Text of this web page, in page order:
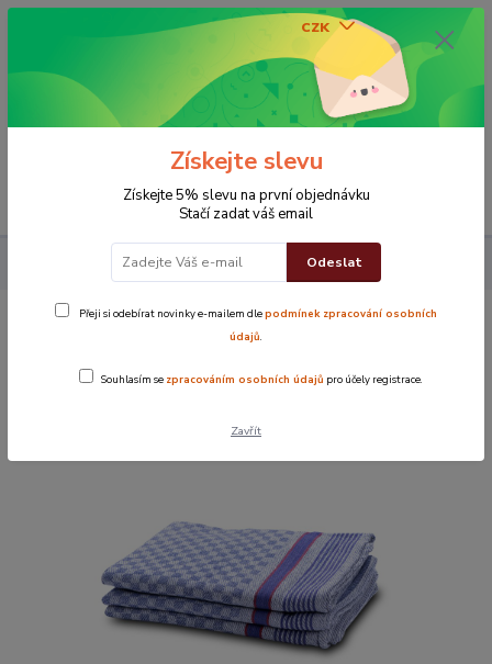
CZK
0 Kč
Pracovní Ručník modrý
Pracovní Ručník modrý
Získejte slevu
Získejte 5% slevu na první objednávku
Stačí zadat váš email
Odeslat
Přeji si odebírat novinky e-mailem dlepodmínek zpracování osobních
údajů.
Souhlasím se zpracováním osobních údajů pro účely registrace.
Zavřít